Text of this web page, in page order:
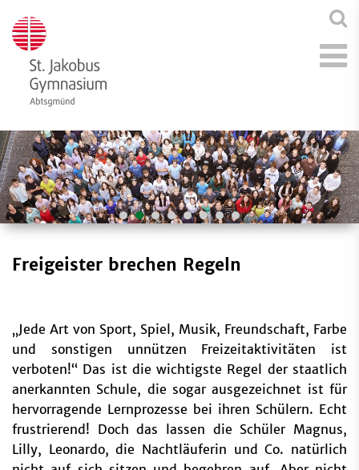
Freigeister brechen Regeln
„Jede Art von Sport, Spiel, Musik, Freundschaft, Farbe
und sonstigen unnützen Freizeitaktivitäten ist
verboten!“ Das ist die wichtigste Regel der staatlich
anerkannten Schule, die sogar ausgezeichnet ist für
hervorragende Lernprozesse bei ihren Schülern. Echt
frustrierend! Doch das lassen die Schüler Magnus,
Lilly, Leonardo, die Nachtläuferin und Co. natürlich